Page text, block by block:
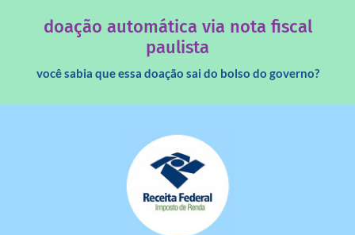
doação automática via nota fiscal
paulista
você sabia que essa doação sai do bolso do governo?
dinheiro deixa de ir para o governo?
saiba mais